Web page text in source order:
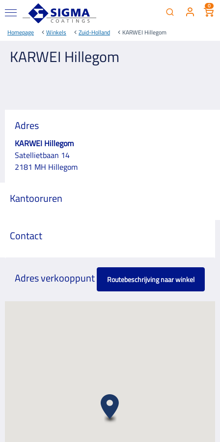
0
Homepage Winkels Zuid-Holland KARWEI Hillegom
KARWEI Hillegom
Adres
KARWEI Hillegom
Satellietbaan 14
2181 MH Hillegom
Kantooruren
Contact
Adres verkooppunt Routebeschrijving naar winkel